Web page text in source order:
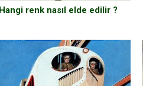
Hangi renk nasıl elde edilir ?